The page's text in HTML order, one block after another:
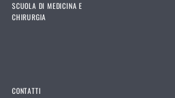
SCUOLA DI MEDICINA E
CHIRURGIA
CONTATTI